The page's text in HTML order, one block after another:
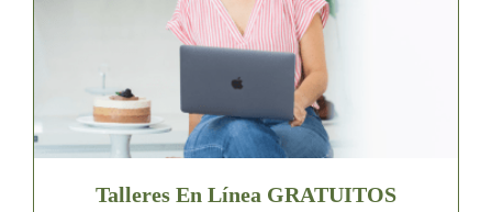
Talleres En Línea GRATUITOS